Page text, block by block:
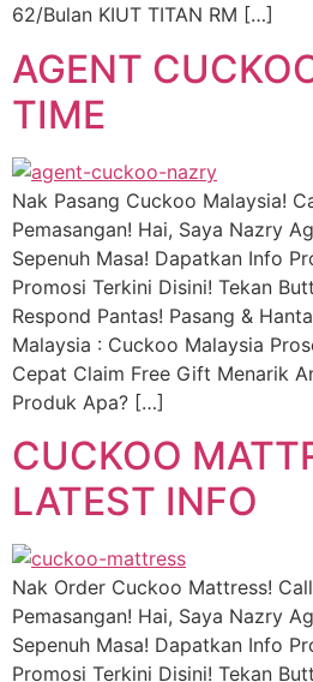
62/Bulan KIUT TITAN RM […]
AGENT
TIME
Nak Pasang Cuckoo Malaysia!
Pemasangan! Hai, Saya Nazry
Sepenuh Masa! Dapatkan Info
Promosi Terkini Disini! Tekan
Respond Pantas! Pasang &
Malaysia : Cuckoo Malaysia
Cepat Claim Free Gift Menarik
Produk Apa? […]
CUCKOO
LATEST INFO
Nak Order Cuckoo Mattress!
Pemasangan! Hai, Saya Nazry
Sepenuh Masa! Dapatkan Info
Promosi Terkini Disini! Tekan